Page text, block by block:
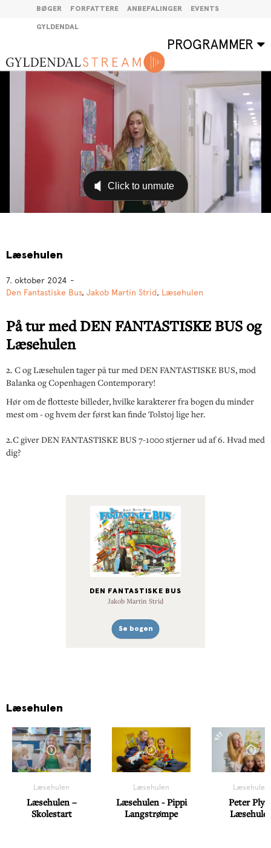
BØGER FORFATTERE ANBEFALINGER EVENTS
GYLDENDAL
PROGRAMMER
Læsehulen
7. oktober 2024 -
Den Fantastiske Bus, Jakob Martin Strid, Læsehulen
På tur med DEN FANTASTISKE BUS og
Læsehulen
2. C og Læsehulen tager på tur med DEN FANTASTISKE BUS, mod
Balanka og Copenhagen Contemporary!
Hør om de flotteste billeder, hvilke karakterer fra bogen du minder
mest om - og hvem der først kan finde Tolstoj lige her.
2.C giver DEN FANTASTISKE BUS 7-1000 stjerner ud af 6. Hvad med
dig?
DEN FANTASTISKE BUS
Jakob Martin Strid
Se bogen
Læsehulen
Læsehulen
Læsehulen –
Skolestart
Læsehulen
Læsehulen - Pippi
Langstrømpe
Læsehulen
Peter Plys